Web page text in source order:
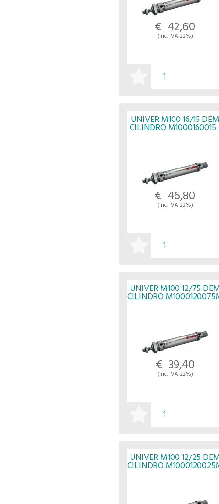
€ 42,60
(inc. IVA 22%)
UNIVER M100 16/15 DEM
CILINDRO M1000160015
€ 46,80
(inc. IVA 22%)
UNIVER M100 12/75
CILINDRO
€ 39,40
(inc. IVA 22%)
UNIVER M100 12/25
CILINDRO